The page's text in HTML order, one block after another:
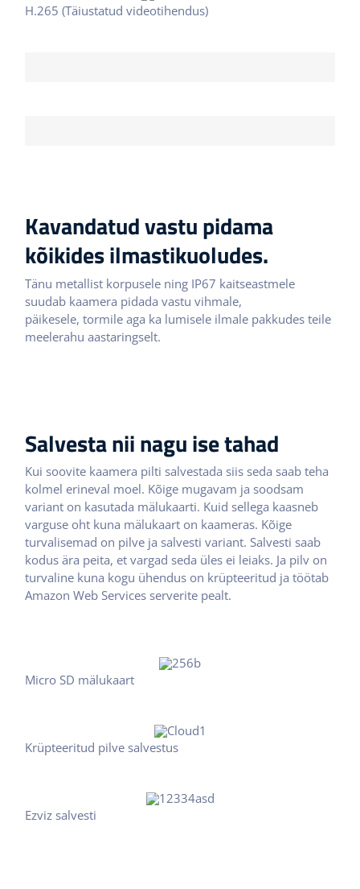
H.265 (Täiustatud videotihendus)
Kavandatud vastu pidama
kõikides ilmastikuoludes.
Tänu metallist korpusele ning IP67 kaitseastmele
suudab kaamera pidada vastu vihmale,
päikesele, tormile aga ka lumisele ilmale pakkudes teile
meelerahu aastaringselt.
Salvesta nii nagu ise tahad
Kui soovite kaamera pilti salvestada siis seda saab teha
kolmel erineval moel. Kõige mugavam ja soodsam
variant on kasutada mälukaarti. Kuid sellega kaasneb
varguse oht kuna mälukaart on kaameras. Kõige
turvalisemad on pilve ja salvesti variant. Salvesti saab
kodus ära peita, et vargad seda üles ei leiaks. Ja pilv on
turvaline kuna kogu ühendus on krüpteeritud ja töötab
Amazon Web Services serverite pealt.
Micro SD mälukaart
Krüpteeritud pilve salvestus
Ezviz salvesti